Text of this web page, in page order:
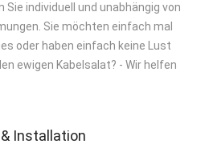
Sie individuell und unabhängig von
Sie möchten einfach mal
oder haben einfach keine Lust
ewigen Kabelsalat? - Wir helfen
Installation